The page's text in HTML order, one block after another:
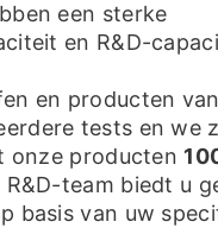
een sterke
en R&D-
en producten
tests en we
onze producten
R&D-team biedt u
basis van uw